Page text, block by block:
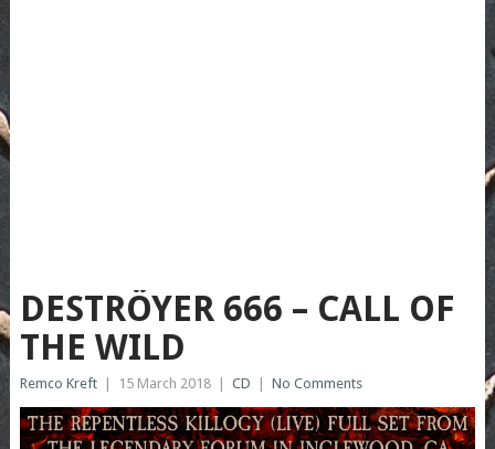
DESTRÖYER 666 – CALL OF
THE WILD
Remco Kreft 15 March 2018 CD No Comments